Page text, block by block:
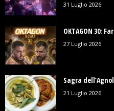
31 Luglio 2026
OKTAGON 30:
27 Luglio 2026
Sagra
21 Luglio 2026